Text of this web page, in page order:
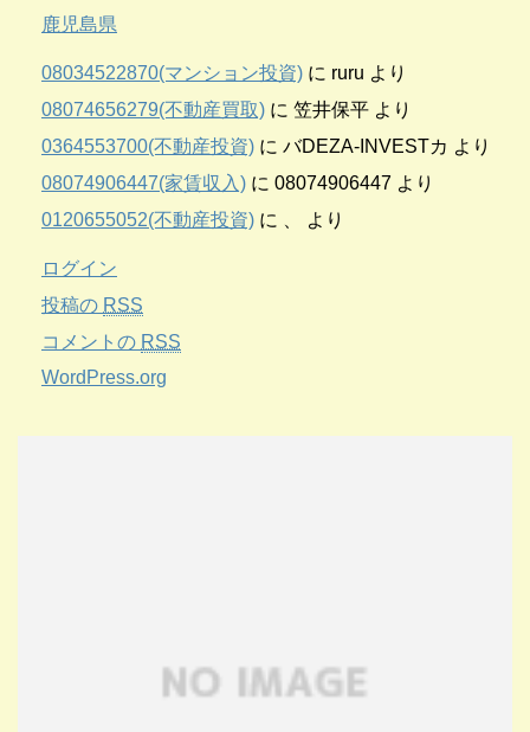
鹿児島県
08034522870(マンション投資) に ruru より
08074656279(不動産買取) に 笠井保平 より
0364553700(不動産投資) に バDEZA-INVESTカ より
08074906447(家賃収入) に 08074906447 より
0120655052(不動産投資) に より
ログイン
投稿の RSS
コメントの RSS
WordPress.org